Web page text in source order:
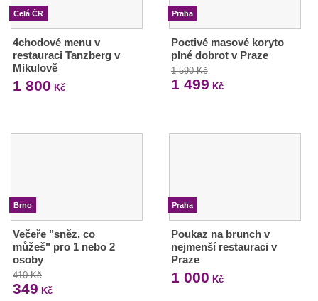
Celá ČR
4chodové menu v
restauraci Tanzberg v
Mikulově
1 800 Kč
Praha
Poctivé masové koryto
plné dobrot v Praze
1 590 Kč
1 499 Kč
Brno
Večeře "sněz, co
můžeš" pro 1 nebo 2
osoby
410 Kč
349 Kč
Praha
Poukaz na brunch v
nejmenší restauraci v
Praze
1 000 Kč